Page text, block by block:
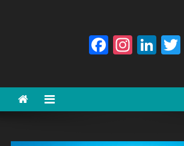
Facebook